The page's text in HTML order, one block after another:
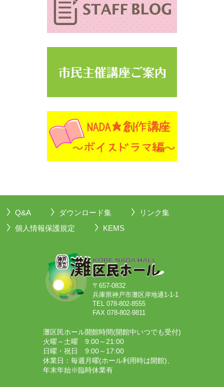
Q&A ダウンロード集
リンク集
個人情報保護規定
KEMS
〒657-0832
兵庫県神戸市灘区岸地通1-1-1
TEL 078-802-8555
FAX 078-802-9811
灘区民ホール開館時間(開館中いつでも受付)
火曜～土曜 9:00～21:00
日曜・祝日 9:00～17:00
休業日：毎週月曜(ホール利用時は開館)、
年末年始※臨時休業有